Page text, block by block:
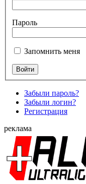
Пароль
Запомнить меня
Забыли пароль?
Забыли логин?
Регистрация
реклама